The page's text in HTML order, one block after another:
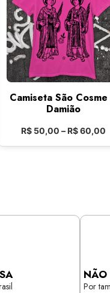
Camiseta São
Damião
R$50,00 – R$60,00
NÃO
Por